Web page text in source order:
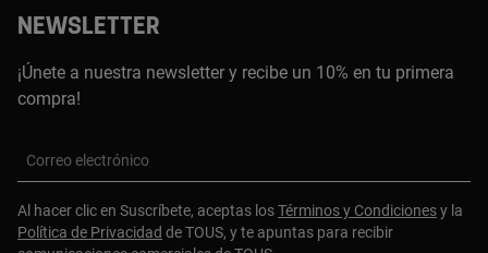
NEWSLETTER
¡Únete a nuestra newsletter y recibe un 10% en tu primera
compra!
Correo electrónico
Al hacer clic en Suscríbete, aceptas losTérminos y Condicionesy la
Política de Privacidad de TOUS, y te apuntas para recibir